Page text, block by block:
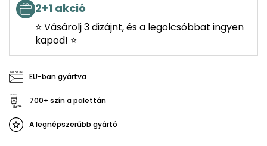
2+1 akció
⭐ Vásárolj 3 dizájnt, és a legolcsóbbat ingyen
kapod! ⭐
EU-ban gyártva
700+ szín a palettán
A legnépszerűbb gyártó